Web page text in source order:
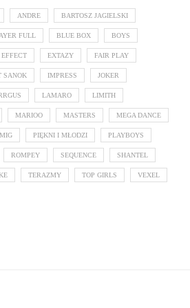
ANDRE BARTOSZ JAGIELSKI
FULL BLUE BOX BOYS
EFFECT EXTAZY FAIR PLAY
SANOK IMPRESS JOKER
LAMARO LIMITH
MARIOO MASTERS MEGA DANCE
MIG PIĘKNI I MŁODZI PLAYBOYS
ROMPEY SEQUENCE SHANTEL
TERAZMY TOP GIRLS VEXEL